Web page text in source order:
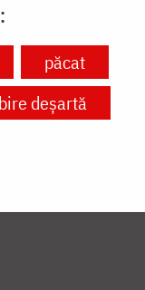
păcat
deșartă